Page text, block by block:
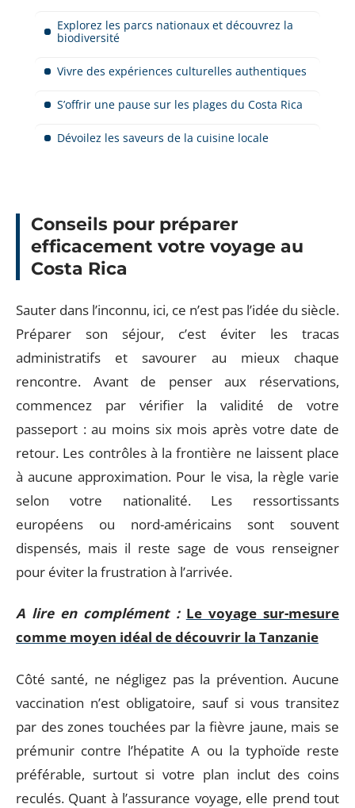
Explorez les parcs nationaux et découvrez la
biodiversité
Vivre des expériences culturelles authentiques
S’offrir une pause sur les plages du Costa Rica
Dévoilez les saveurs de la cuisine locale
Conseils pour préparer
efficacement votre voyage au
Costa Rica
Sauter dans l’inconnu, ici, ce n’est pas l’idée du siècle.
Préparer son séjour, c’est éviter les tracas
administratifs et savourer au mieux chaque
rencontre. Avant de penser aux réservations,
commencez par vérifier la validité de votre
passeport : au moins six mois après votre date de
retour. Les contrôles à la frontière ne laissent place
à aucune approximation. Pour le visa, la règle varie
selon votre nationalité. Les ressortissants
européens ou nord-américains sont souvent
dispensés, mais il reste sage de vous renseigner
pour éviter la frustration à l’arrivée.
A lire en complément : Le voyage sur-mesure
comme moyen idéal de découvrir la Tanzanie
Côté santé, ne négligez pas la prévention. Aucune
vaccination n’est obligatoire, sauf si vous transitez
par des zones touchées par la fièvre jaune, mais se
prémunir contre l’hépatite A ou la typhoïde reste
préférable, surtout si votre plan inclut des coins
reculés. Quant à l’assurance voyage, elle prend tout